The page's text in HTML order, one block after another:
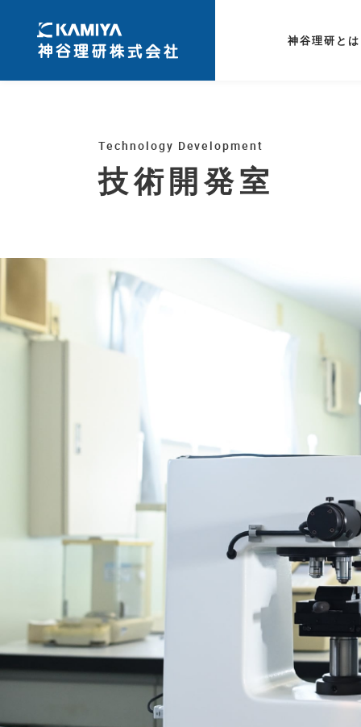
神谷理研とは
Technology Development
技術開発室